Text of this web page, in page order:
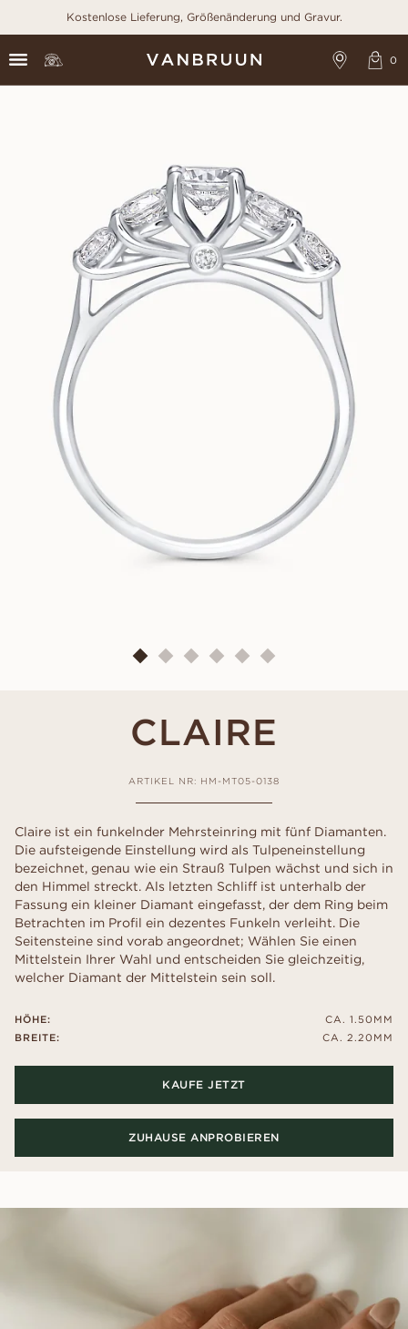
Kostenlose Lieferung, Größenänderung und Gravur.
CLAIRE
ARTIKEL NR: HM-MT05-0138
Claire ist ein funkelnder Mehrsteinring mit fünf Diamanten.
Die aufsteigende Einstellung wird als Tulpeneinstellung
bezeichnet, genau wie ein Strauß Tulpen wächst und sich in
den Himmel streckt. Als letzten Schliff ist unterhalb der
Fassung ein kleiner Diamant eingefasst, der dem Ring beim
Betrachten im Profil ein dezentes Funkeln verleiht. Die
Seitensteine ​​sind vorab angeordnet; Wählen Sie einen
Mittelstein Ihrer Wahl und entscheiden Sie gleichzeitig,
welcher Diamant der Mittelstein sein soll.
HÖHE:
BREITE:
CA. 1.50MM
CA. 2.20MM
KAUFE JETZT
ZUHAUSE ANPROBIEREN